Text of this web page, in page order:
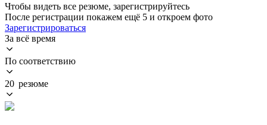
Чтобы видеть все резюме, зарегистрируйтесь
После регистрации покажем ещё 5 и откроем фото
Зарегистрироваться
За всё время
По соответствию
20 резюме